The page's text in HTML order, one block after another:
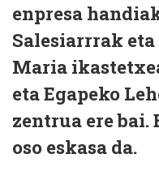
enpresa
Salesiarrrak
Maria
eta Egapeko
zentrua ere
oso eskasa da.